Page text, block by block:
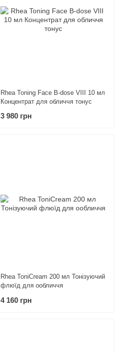
Rhea Toning Face B-dose VIII 10 мл
Концентрат для обличчя тонус
3 980 грн
Rhea ToniCream 200 мл Тонізуючий
флюїд для ообличчя
4 160 грн